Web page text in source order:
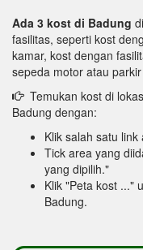
Ada 3 kost di Badung
fasilitas, seperti kost
kamar, kost dengan
sepeda motor atau
Temukan kost di
Badung dengan:
Klik salah satu
Tick area yang
yang dipilih."
Klik "Peta kost ..."
Badung.